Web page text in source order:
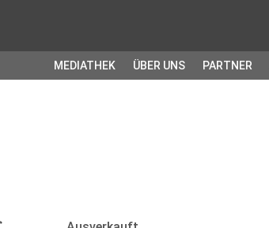
MEDIATHEK ÜBER UNS PARTNER